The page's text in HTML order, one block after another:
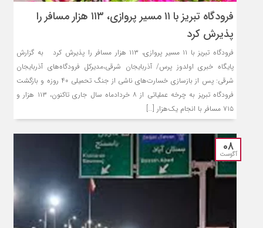
فرودگاه تبریز با ۱۱ مسیر پروازی، ۱۱۳ هزار مسافر را
پذیرش کرد
فرودگاه تبریز با ۱۱ مسیر پروازی، ۱۱۳ هزار مسافر را پذیرش کرد به گزارش
پایگاه خبری اولدوز پرس/ آذربایجان شرقی،مدیرکل فرودگاه‌های آذربایجان‌
شرقی: پس از بازسازی خسارت‌های ناشی از جنگ تحمیلی ۴۰ روزه و بازگشت
فرودگاه تبریز به چرخه عملیاتی از ۸ خردادماه سال جاری تاکنون، ۱۱۳ هزار و
۷۱۵ مسافر با انجام یک‌هزار […]
08
آگوست